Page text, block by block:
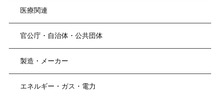
医療関連
官公庁・自治体・公共団体
製造・メーカー
エネルギー・ガス・電力